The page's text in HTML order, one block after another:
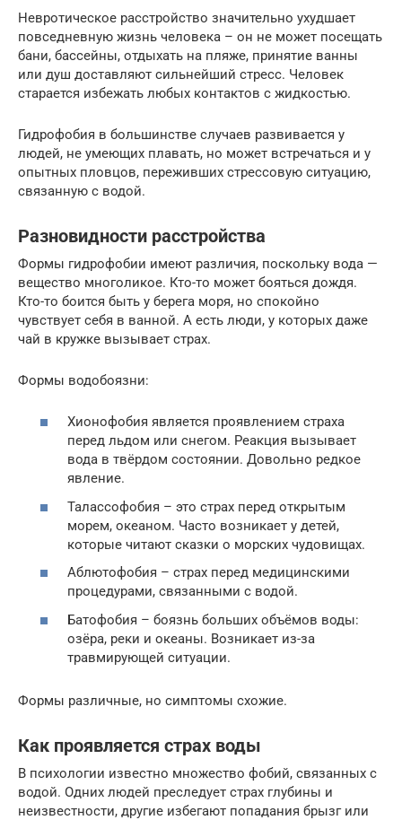
Невротическое расстройство значительно ухудшает
повседневную жизнь человека – он не может посещать
бани, бассейны, отдыхать на пляже, принятие ванны
или душ доставляют сильнейший стресс. Человек
старается избежать любых контактов с жидкостью.
Гидрофобия в большинстве случаев развивается у
людей, не умеющих плавать, но может встречаться и у
опытных пловцов, переживших стрессовую ситуацию,
связанную с водой.
Разновидности расстройства
Формы гидрофобии имеют различия, поскольку вода —
вещество многоликое. Кто-то может бояться дождя.
Кто-то боится быть у берега моря, но спокойно
чувствует себя в ванной. А есть люди, у которых даже
чай в кружке вызывает страх.
Формы водобоязни:
Хионофобия является проявлением страха
перед льдом или снегом. Реакция вызывает
вода в твёрдом состоянии. Довольно редкое
явление.
Талассофобия – это страх перед открытым
морем, океаном. Часто возникает у детей,
которые читают сказки о морских чудовищах.
Аблютофобия – страх перед медицинскими
процедурами, связанными с водой.
Батофобия – боязнь больших объёмов воды:
озёра, реки и океаны. Возникает из-за
травмирующей ситуации.
Формы различные, но симптомы схожие.
Как проявляется страх воды
В психологии известно множество фобий, связанных с
водой. Одних людей преследует страх глубины и
неизвестности, другие избегают попадания брызг или